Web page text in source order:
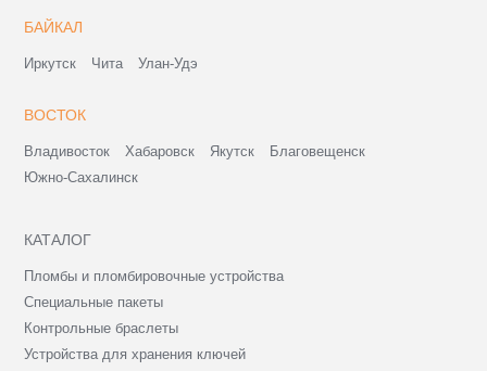
БАЙКАЛ
Иркутск Чита Улан-Удэ
ВОСТОК
Владивосток Хабаровск Якутск
Благовещенск
Южно-Сахалинск
КАТАЛОГ
Пломбы и пломбировочные устройства
Специальные пакеты
Контрольные браслеты
Устройства для хранения ключей